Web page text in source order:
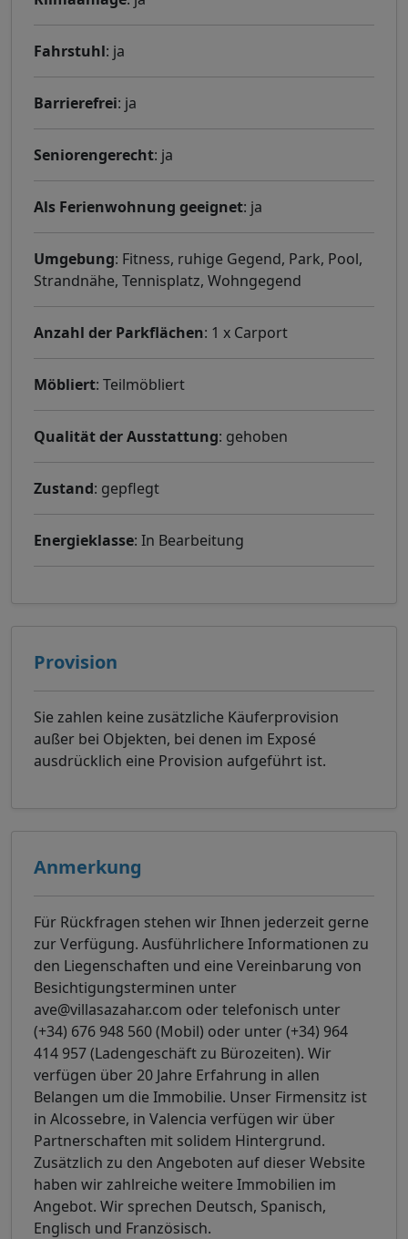
Fahrstuhl: ja
Barrierefrei: ja
Seniorengerecht: ja
Als Ferienwohnung geeignet: ja
Umgebung: Fitness, ruhige Gegend, Park, Pool,
Strandnähe, Tennisplatz, Wohngegend
Anzahl der Parkflächen: 1 x Carport
Möbliert: Teilmöbliert
Qualität der Ausstattung: gehoben
Zustand: gepflegt
Energieklasse: In Bearbeitung
Provision
Sie zahlen keine zusätzliche Käuferprovision
außer bei Objekten, bei denen im Exposé
ausdrücklich eine Provision aufgeführt ist.
Anmerkung
Für Rückfragen stehen wir Ihnen jederzeit gerne
zur Verfügung. Ausführlichere Informationen zu
den Liegenschaften und eine Vereinbarung von
Besichtigungsterminen unter
ave@villasazahar.com oder telefonisch unter
(+34) 676 948 560 (Mobil) oder unter (+34) 964
414 957 (Ladengeschäft zu Bürozeiten). Wir
verfügen über 20 Jahre Erfahrung in allen
Belangen um die Immobilie. Unser Firmensitz ist
in Alcossebre, in Valencia verfügen wir über
Partnerschaften mit solidem Hintergrund.
Zusätzlich zu den Angeboten auf dieser Website
haben wir zahlreiche weitere Immobilien im
Angebot. Wir sprechen Deutsch, Spanisch,
Englisch und Französisch.